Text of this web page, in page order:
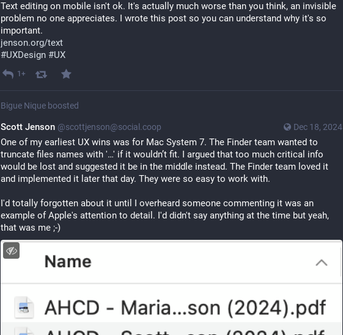
Text editing on mobile isn't ok. It's actually much worse than you think, an invisible
problem no one appreciates. I wrote this post so you can understand why it's so
important.
jenson.org/text
#UXDesign #UX
1+
Bigue Nique boosted
Dec 18, 2024
Scott Jenson @scottjenson@social.coop
One of my earliest UX wins was for Mac System 7. The Finder team wanted to
truncate files names with '…' if it wouldn’t fit. I argued that too much critical info
would be lost and suggested it be in the middle instead. The Finder team loved it
and implemented it later that day. They were so easy to work with.
I'd totally forgotten about it until I overheard someone commenting it was an
example of Apple's attention to detail. I'd didn't say anything at the time but yeah,
that was me ;-)